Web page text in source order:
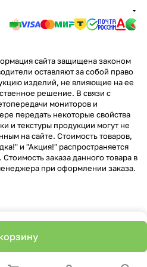
сайта защищена законом
оставляют за собой право
изделий, не влияющие на ее
решение. В связи с
мониторов и
передать некоторые свойства
и текстуры продукции могут не
на сайте. Стоимость товаров,
и "Акция!" распространяется
заказа данного товара в
при оформлении заказа.